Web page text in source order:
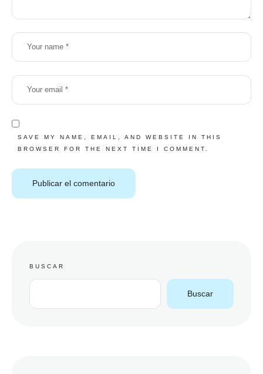
SAVE MY NAME, EMAIL, AND WEBSITE IN THIS
BROWSER FOR THE NEXT TIME I COMMENT.
BUSCAR
Buscar